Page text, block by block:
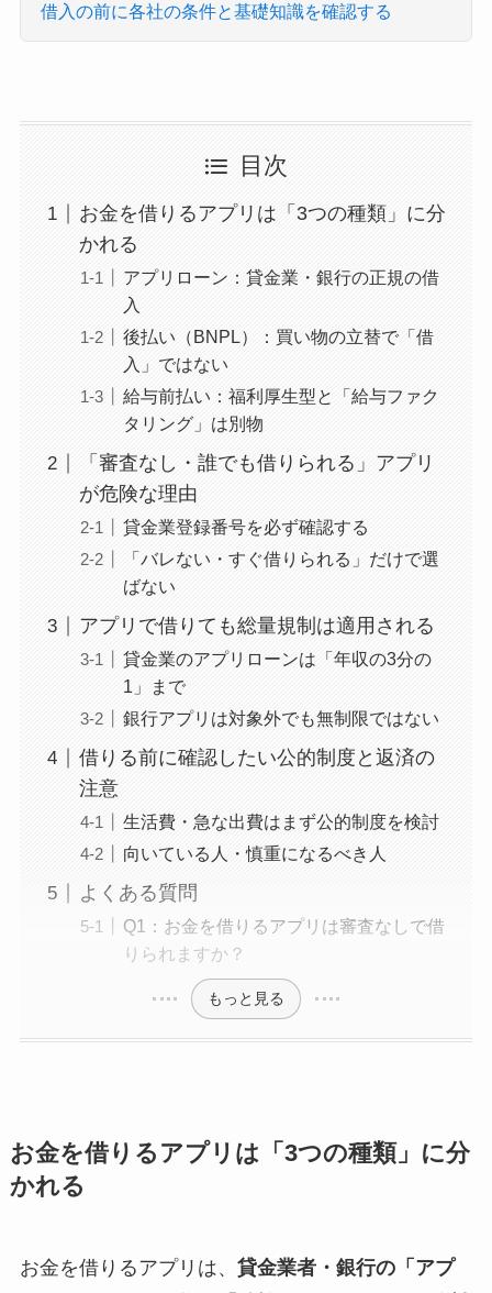
借入の前に各社の条件と基礎知識を確認する
目次
お金を借りるアプリは「3つの種類」に分
かれる
アプリローン：貸金業・銀行の正規の借
入
後払い（BNPL）：買い物の立替で「借
入」ではない
給与前払い：福利厚生型と「給与ファク
タリング」は別物
「審査なし・誰でも借りられる」アプリ
が危険な理由
貸金業登録番号を必ず確認する
「バレない・すぐ借りられる」だけで選
ばない
アプリで借りても総量規制は適用される
貸金業のアプリローンは「年収の3分の
1」まで
銀行アプリは対象外でも無制限ではない
借りる前に確認したい公的制度と返済の
注意
生活費・急な出費はまず公的制度を検討
向いている人・慎重になるべき人
よくある質問
Q1：お金を借りるアプリは審査なしで借
りられますか？
もっと見る
お金を借りるアプリは「3つの種類」に分
かれる
お金を借りるアプリは、 貸金業者・銀行の「アプ